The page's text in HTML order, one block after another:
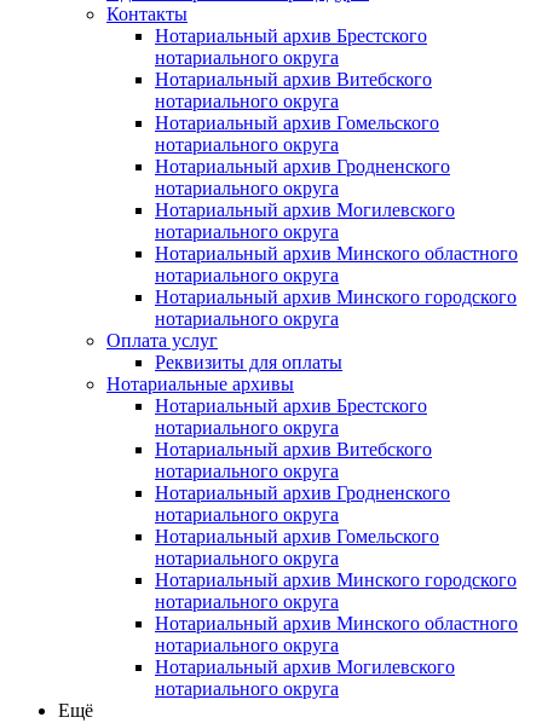
Контакты
Нотариальный архив Брестского
нотариального округа
Нотариальный архив Витебского
нотариального округа
Нотариальный архив Гомельского
нотариального округа
Нотариальный архив Гродненского
нотариального округа
Нотариальный архив Могилевского
нотариального округа
Нотариальный архив Минского областного
нотариального округа
Нотариальный архив Минского городского
нотариального округа
Оплата услуг
Реквизиты для оплаты
Нотариальные архивы
Нотариальный архив Брестского
нотариального округа
Нотариальный архив Витебского
нотариального округа
Нотариальный архив Гродненского
нотариального округа
Нотариальный архив Гомельского
нотариального округа
Нотариальный архив Минского городского
нотариального округа
Нотариальный архив Минского областного
нотариального округа
Нотариальный архив Могилевского
нотариального округа
Ещё